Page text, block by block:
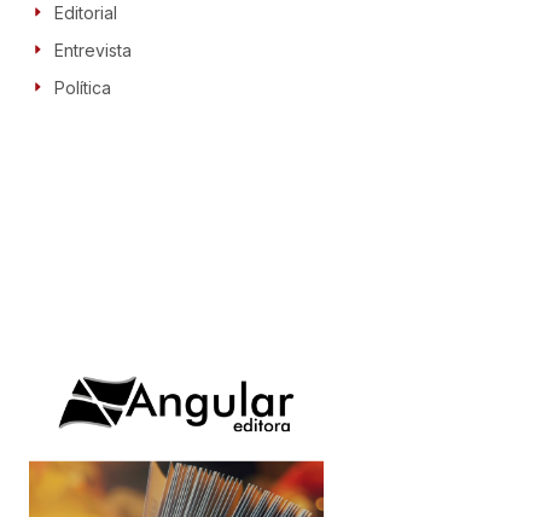
Editorial
Entrevista
Política